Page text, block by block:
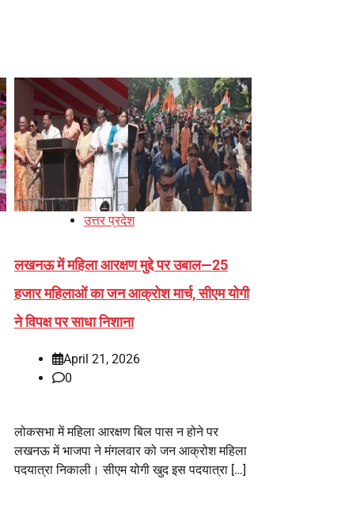
उत्तर प्रदेश
लखनऊ में महिला आरक्षण मुद्दे पर उबाल—25
हजार महिलाओं का जन आक्रोश मार्च, सीएम योगी
ने विपक्ष पर साधा निशाना
April 21, 2026
0
लोकसभा में महिला आरक्षण बिल पास न होने पर
लखनऊ में भाजपा ने मंगलवार को जन आक्रोश महिला
पदयात्रा निकाली। सीएम योगी खुद इस पदयात्रा […]